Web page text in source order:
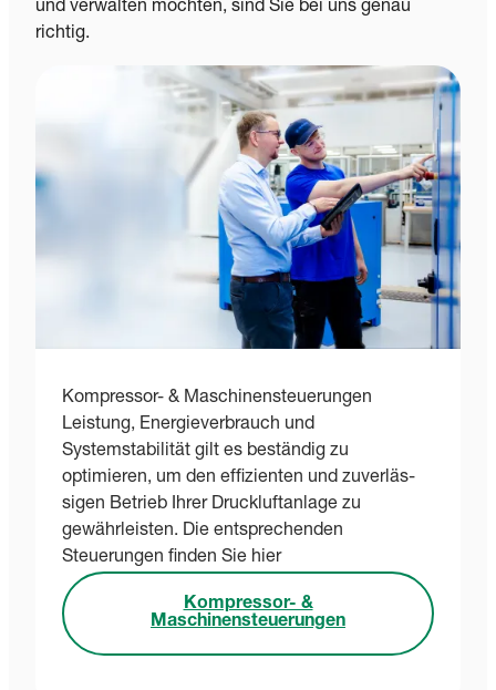
und verwalten möchten, sind Sie bei uns genau
richtig.
Kompressor- & Maschinensteuerungen
Leistung, Energieverbrauch und
Systemstabilität gilt es beständig zu
optimieren, um den effizienten und zuverläs-
sigen Betrieb Ihrer Druckluftanlage zu
gewährleisten. Die entsprechenden
Steuerungen finden Sie hier
Kompressor- &
Maschinensteuerungen